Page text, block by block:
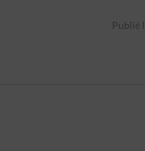
Publié